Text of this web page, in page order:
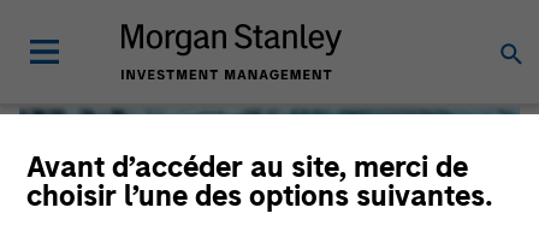
Avant d’accéder au site, merci de
choisir l’une des options suivantes.